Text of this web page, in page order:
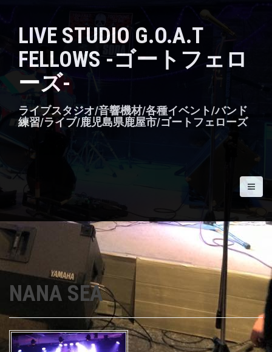
LIVE STUDIO G.O.A.T
FELLOWS -ゴートフェロ
ーズ-
ライブスタジオ/音響機材/各種イベント/バンド
練習/ライブ/鹿児島県鹿屋市/ゴートフェローズ
NANA SEA